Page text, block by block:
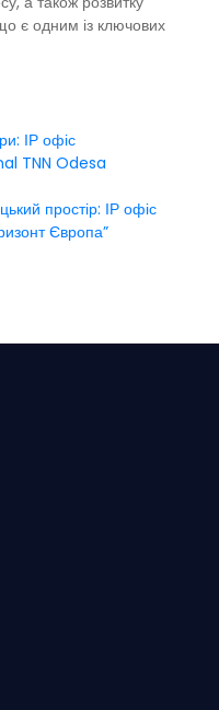
є одним із ключових
ІР офіс
TNN Odesa
простір: ІР офіс
Європа”